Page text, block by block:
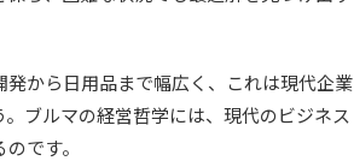
から日用品まで幅広く、これは現代企業
ブルマの経営哲学には、現代のビジネス
です。